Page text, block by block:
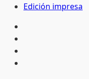
Edición impresa